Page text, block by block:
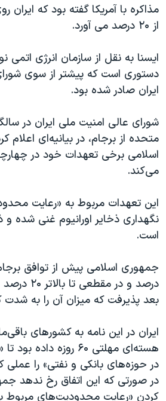
اعتراضات مردمی آبان ۹۸
اسرائیل در جنگ
همایش محافظه‌کاران آمریکا «سی‌پک»
صفحه‌های ویژه
مذاکره با آمریکا گفته بود که
از ۲۰ درصد می آورد.
ایسنا به نقل از سازمان انرژی اتمی
دستوری است که پیشتر از سوی
ایران صادر شده بود.
شورای عالی امنیت ملی ایران در
متحده از برجام، در بیانیه‌ای اعلام
اسلامی برخی تعهدات خود در
می‌کند.
این تعهدات مربوط به «رعایت
نگهداری ذخایر اورانیوم غنی شده
است.
درصد و در
بعد پذیرفت که میزان آن را به
ایران در این نامه به کشورهای
هسته‌ای مهلتی ۶۰ روزه
در حوزه‌های بانکی و نفتی» را عملی
در صورتی که این اتفاق رخ ندهد
کردن «رعایت محدودیت‌های